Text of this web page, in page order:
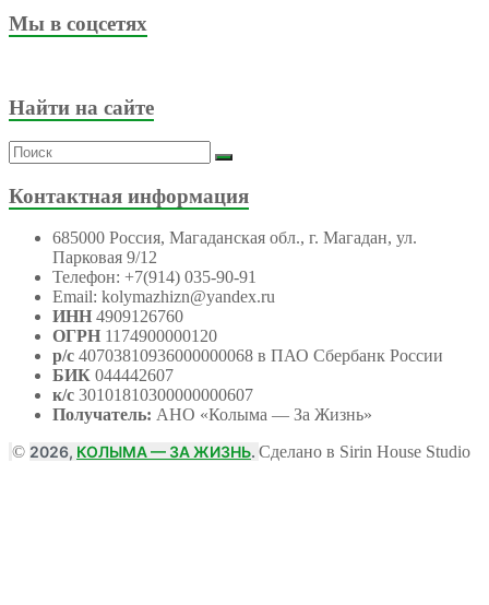
Мы в соцсетях
Найти на сайте
Контактная информация
685000 Россия, Магаданская обл., г. Магадан, ул.
Парковая 9/12
Телефон: +7(914) 035-90-91
Email: kolymazhizn@yandex.ru
ИНН 4909126760
ОГРН 1174900000120
р/с 40703810936000000068 в ПАО Сбербанк России
БИК 044442607
к/с 30101810300000000607
Получатель: АНО «Колыма — За Жизнь»
© 2026, КОЛЫМА — ЗА ЖИЗНЬ. Сделано в Sirin House Studio